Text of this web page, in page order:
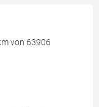
von 63906